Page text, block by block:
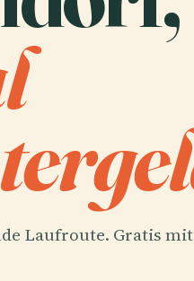
Laufroute. Gratis